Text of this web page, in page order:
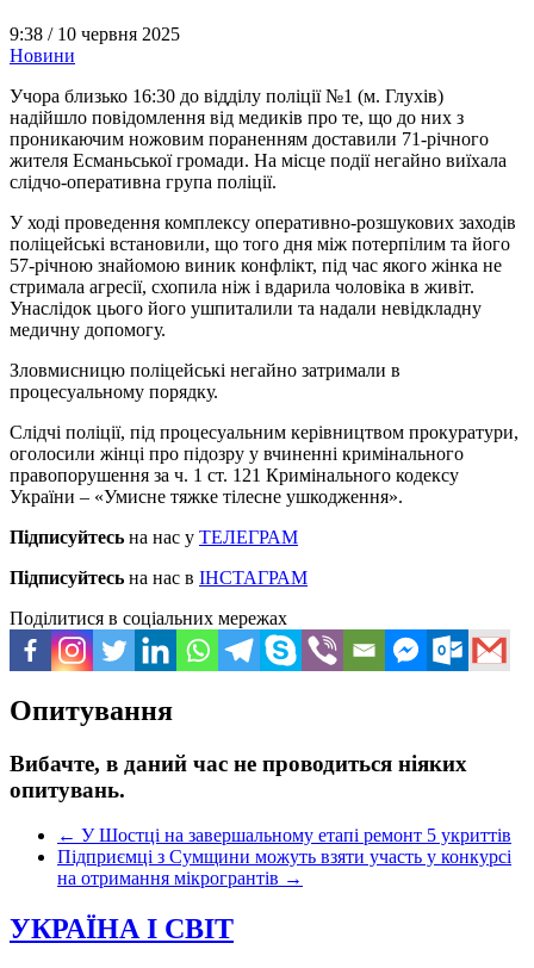
9:38 / 10 червня 2025
Новини
Учора близько 16:30 до відділу поліції №1 (м. Глухів)
надійшло повідомлення від медиків про те, що до них з
проникаючим ножовим пораненням доставили 71-річного
жителя Есманьської громади. На місце події негайно виїхала
слідчо-оперативна група поліції.
У ході проведення комплексу оперативно-розшукових заходів
поліцейські встановили, що того дня між потерпілим та його
57-річною знайомою виник конфлікт, під час якого жінка не
стримала агресії, схопила ніж і вдарила чоловіка в живіт.
Унаслідок цього його ушпиталили та надали невідкладну
медичну допомогу.
Зловмисницю поліцейські негайно затримали в
процесуальному порядку.
Слідчі поліції, під процесуальним керівництвом прокуратури,
оголосили жінці про підозру у вчиненні кримінального
правопорушення за ч. 1 ст. 121 Кримінального кодексу
України – «Умисне тяжке тілесне ушкодження».
Підписуйтесь на нас у ТЕЛЕГРАМ
Підписуйтесь на нас в ІНСТАГРАМ
Поділитися в соціальних мережах
Опитування
Вибачте, в даний час не проводиться ніяких
опитувань.
← У Шостці на завершальному етапі ремонт 5 укриттів
Підприємці з Сумщини можуть взяти участь у конкурсі
на отримання мікрогрантів →
УКРАЇНА І СВІТ